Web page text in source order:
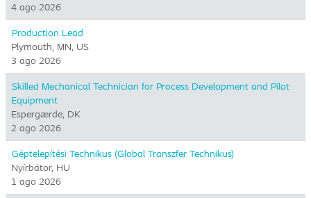
4 ago 2026
Production Lead
Plymouth, MN, US
3 ago 2026
Skilled Mechanical Technician for Process Development and Pilot
Equipment
Espergærde, DK
2 ago 2026
Géptelepítési Technikus (Global Transzfer Technikus)
Nyírbátor, HU
1 ago 2026